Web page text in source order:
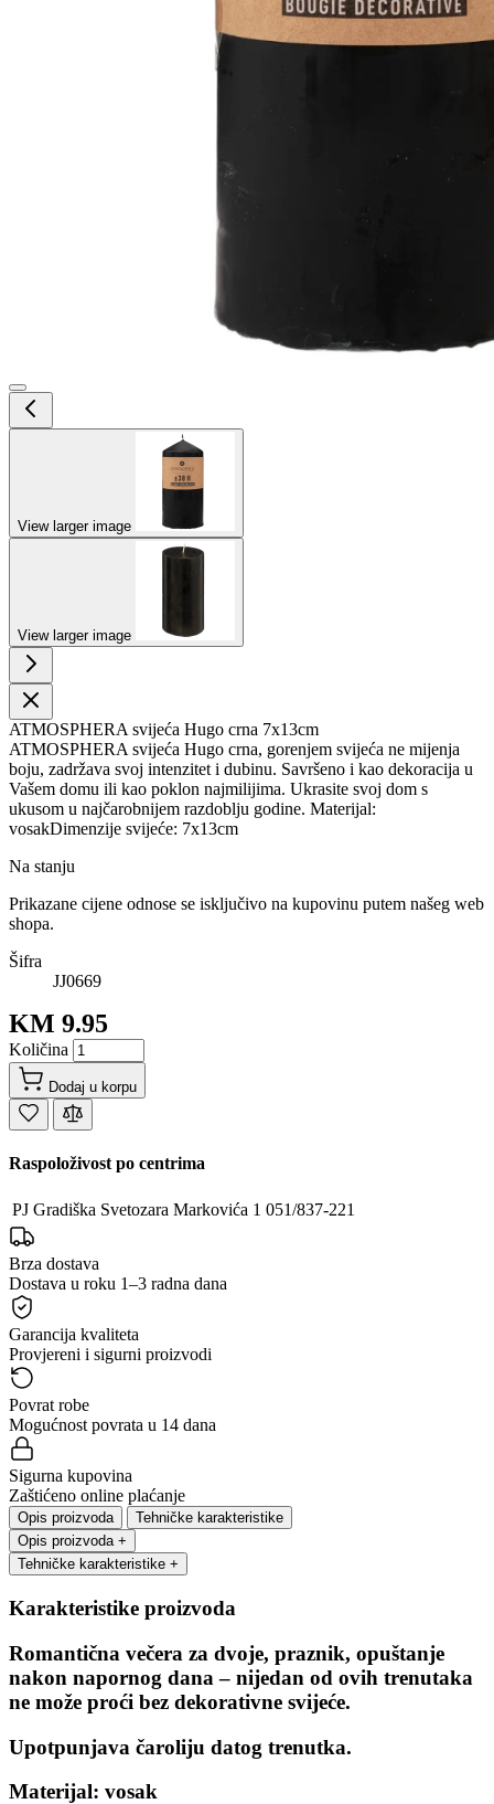
View larger image
View larger image
ATMOSPHERA svijeća Hugo crna 7x13cm
ATMOSPHERA svijeća Hugo crna, gorenjem svijeća ne mijenja
boju, zadržava svoj intenzitet i dubinu. Savršeno i kao dekoracija u
Vašem domu ili kao poklon najmilijima. Ukrasite svoj dom s
ukusom u najčarobnijem razdoblju godine. Materijal:
vosakDimenzije svijeće: 7x13cm
Na stanju
Prikazane cijene odnose se isključivo na kupovinu putem našeg web
shopa.
Šifra
JJ0669
KM 9.95
Količina
Dodaj u korpu
Raspoloživost po centrima
PJ Gradiška Svetozara Markovića 1 051/837-221
Brza dostava
Dostava u roku 1–3 radna dana
Garancija kvaliteta
Provjereni i sigurni proizvodi
Povrat robe
Mogućnost povrata u 14 dana
Sigurna kupovina
Zaštićeno online plaćanje
Opis proizvoda
Tehničke karakteristike
Opis proizvoda +
Tehničke karakteristike +
Karakteristike proizvoda
Romantična večera za dvoje, praznik, opuštanje
nakon napornog dana – nijedan od ovih trenutaka
ne može proći bez dekorativne svijeće.
Upotpunjava čaroliju datog trenutka.
Materijal: vosak